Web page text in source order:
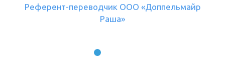
Референт-переводчик ООО «Доппельмайр
Раша»